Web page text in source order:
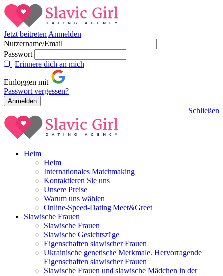
Jetzt beitreten Anmelden
Nutzername/Email
Passwort
Erinnere dich an mich
Einloggen mit
Passwort vergessen?
Schließen
Heim
Heim
Internationales Matchmaking
Kontaktieren Sie uns
Unsere Preise
Warum uns wählen
Online-Speed-Dating Meet&Greet
Slawische Frauen
Slawische Frauen
Slawische Gesichtszüge
Eigenschaften slawischer Frauen
Ukrainische genetische Merkmale. Hervorragende
Eigenschaften slawischer Frauen
Slawische Frauen und slawische Mädchen in der